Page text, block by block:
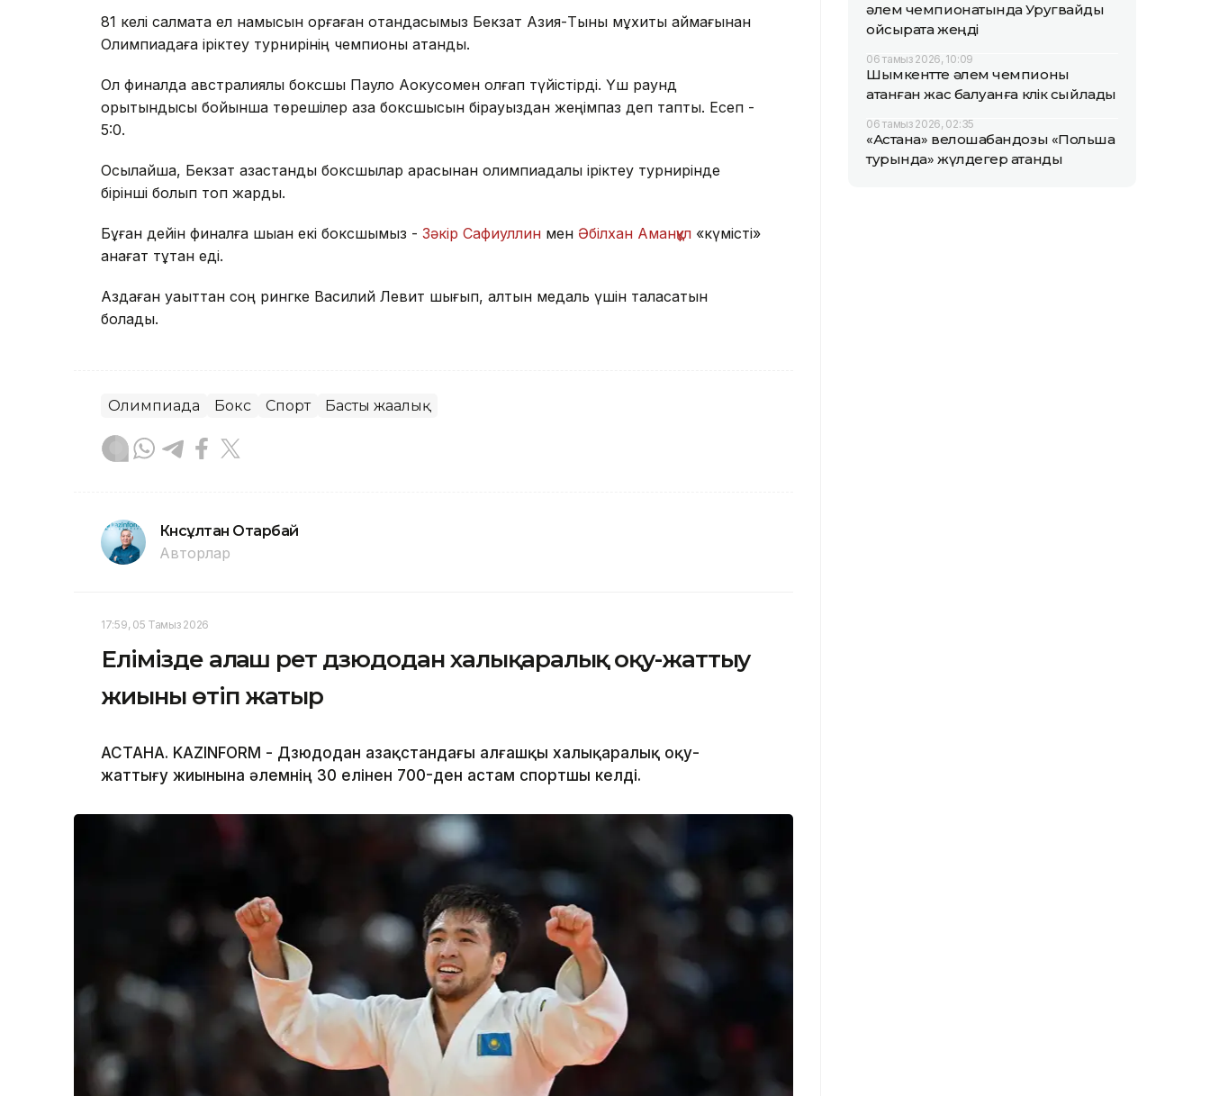
81 келі салмақта ел намысын қорғаған отандасымыз Бекзат Азия-Тынық мұхиты аймағынан
Олимпиадаға іріктеу турнирінің чемпионы атанды.
Ол финалда австралиялық боксшы Пауло Аокусомен қолғап түйістірді. Үш раунд
қорытындысы бойынша төрешілер қазақ боксшысын бірауыздан жеңімпаз деп тапты. Есеп -
5:0.
Осылайша, Бекзат қазақстандық боксшылар арасынан олимпиадалық іріктеу турнирінде
бірінші болып топ жарды.
Бұған дейін финалға шыққан екі боксшымыз - Зәкір Сафиуллин мен Әбілхан Аманқұл «күмісті»
қанағат тұтқан еді.
Аздаған уақыттан соң рингке Василий Левит шығып, алтын медаль үшін таласатын
болады.
Олимпиада Бокс Спорт Басты жаңалық
Күнсұлтан Отарбай
Авторлар
17:59, 05 Тамыз 2026
Елімізде алғаш рет дзюдодан халықаралық оқу-жаттығу
жиыны өтіп жатыр
АСТАНА. KAZINFORM - Дзюдодан Қазақстандағы алғашқы халықаралық оқу-
жаттығу жиынына әлемнің 30 елінен 700-ден астам спортшы келді.
әлем чемпионатында Уругвайды
ойсырата жеңді
06 тамыз 2026, 10:09
Шымкентте әлем чемпионы
атанған жас балуанға көлік сыйлады
06 тамыз 2026, 02:35
«Астана» велошабандозы «Польша
турында» жүлдегер атанды